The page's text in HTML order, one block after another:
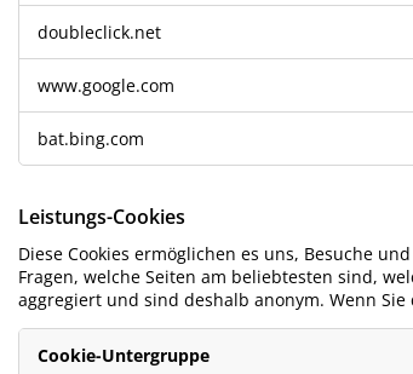
doubleclick.net
www.google.com
bat.bing.com
Leistungs-Cookies
Diese Cookies ermöglichen es uns, Besuche
Fragen, welche Seiten am beliebtesten sind,
aggregiert und sind deshalb anonym. Wenn
Cookie-Untergruppe